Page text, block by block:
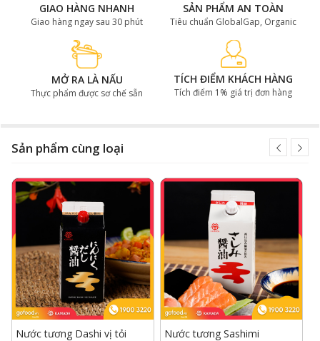
GIAO HÀNG NHANH
Giao hàng ngay sau 30 phút
SẢN PHẨM AN TOÀN
Tiêu chuẩn GlobalGap, Organic
MỞ RA LÀ NẤU
Thực phẩm được sơ chế sẵn
TÍCH ĐIỂM KHÁCH HÀNG
Tích điểm 1% giá trị đơn hàng
Sản phẩm cùng loại
Nước tương Dashi vị tỏi
Nước tương Sashimi